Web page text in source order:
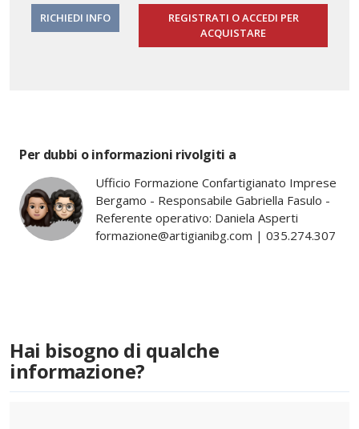
RICHIEDI INFO
REGISTRATI O ACCEDI PER
ACQUISTARE
Per dubbi o informazioni rivolgiti a
Ufficio Formazione Confartigianato Imprese
Bergamo - Responsabile Gabriella Fasulo -
Referente operativo: Daniela Asperti
formazione@artigianibg.com | 035.274.307
Hai bisogno di qualche
informazione?